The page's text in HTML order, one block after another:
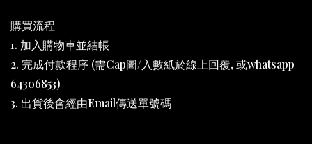
購買流程
1. 加入購物車並結帳
2. 完成付款程序 (需Cap圖/入數紙於線上回覆, 或whatsapp
64306853)
3. 出貨後會經由Email傳送單號碼